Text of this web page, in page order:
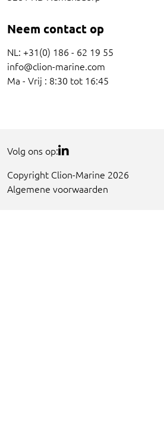
Neem contact op
NL: +31(0) 186 - 62 19 55
info@clion-marine.com
Ma - Vrij : 8:30 tot 16:45
Volg ons op:
Copyright Clion-Marine 2026
Algemene voorwaarden